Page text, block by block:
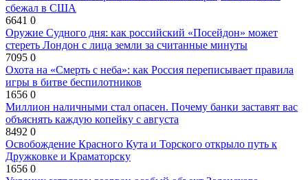
сбежал в США
6641 0
Оружие Судного дня: как российский «Посейдон» может
стереть Лондон с лица земли за считанные минуты
7095 0
Охота на «Смерть с неба»: как Россия переписывает правила
игры в битве беспилотников
1656 0
Миллион наличными стал опасен. Почему банки заставят вас
объяснять каждую копейку с августа
8492 0
Освобождение Красного Кута и Торского открыло путь к
Дружковке и Краматорску
1656 0